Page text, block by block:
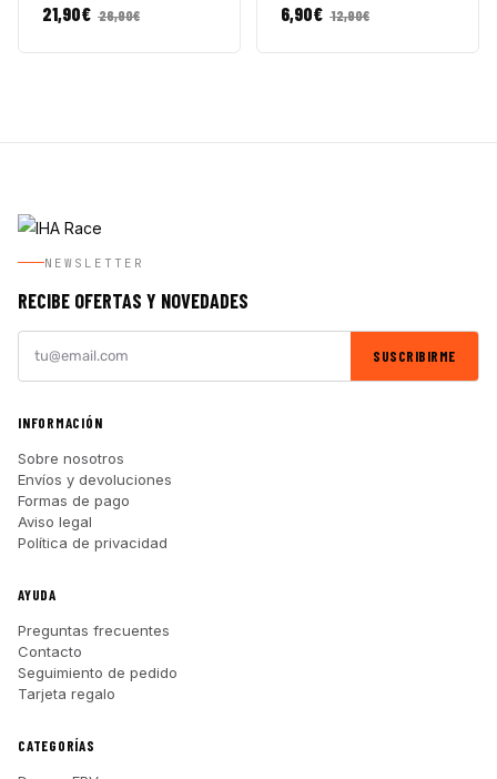
21,90€ 26,90€ 6,90€ 12,90€
NEWSLETTER
RECIBE OFERTAS Y NOVEDADES
SUSCRIBIRME
INFORMACIÓN
Sobre nosotros
Envíos y devoluciones
Formas de pago
Aviso legal
Política de privacidad
AYUDA
Preguntas frecuentes
Contacto
Seguimiento de pedido
Tarjeta regalo
CATEGORÍAS